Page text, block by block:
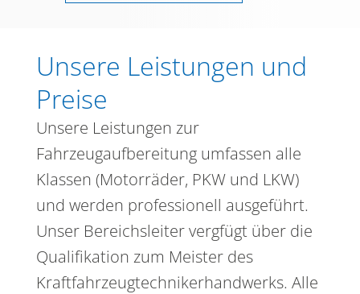
Unsere Leistungen und
Preise
Unsere Leistungen zur
Fahrzeugaufbereitung umfassen alle
Klassen (Motorräder, PKW und LKW)
und werden professionell ausgeführt.
Unser Bereichsleiter vergfügt über die
Qualifikation zum Meister des
Kraftfahrzeugtechnikerhandwerks. Alle